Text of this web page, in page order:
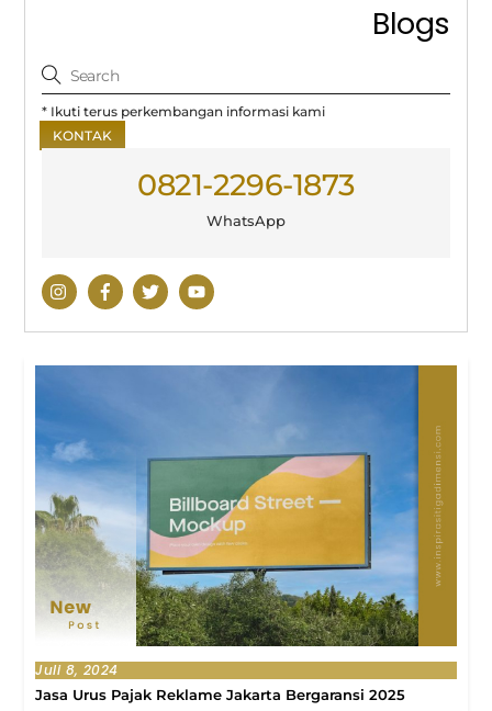
Blogs
* Ikuti terus perkembangan informasi kami
KONTAK
0821-2296-1873
WhatsApp
Icon
label
Icon
label
Icon
label
Icon
label
Juli 8, 2024
Jasa Urus Pajak Reklame Jakarta Bergaransi 2025